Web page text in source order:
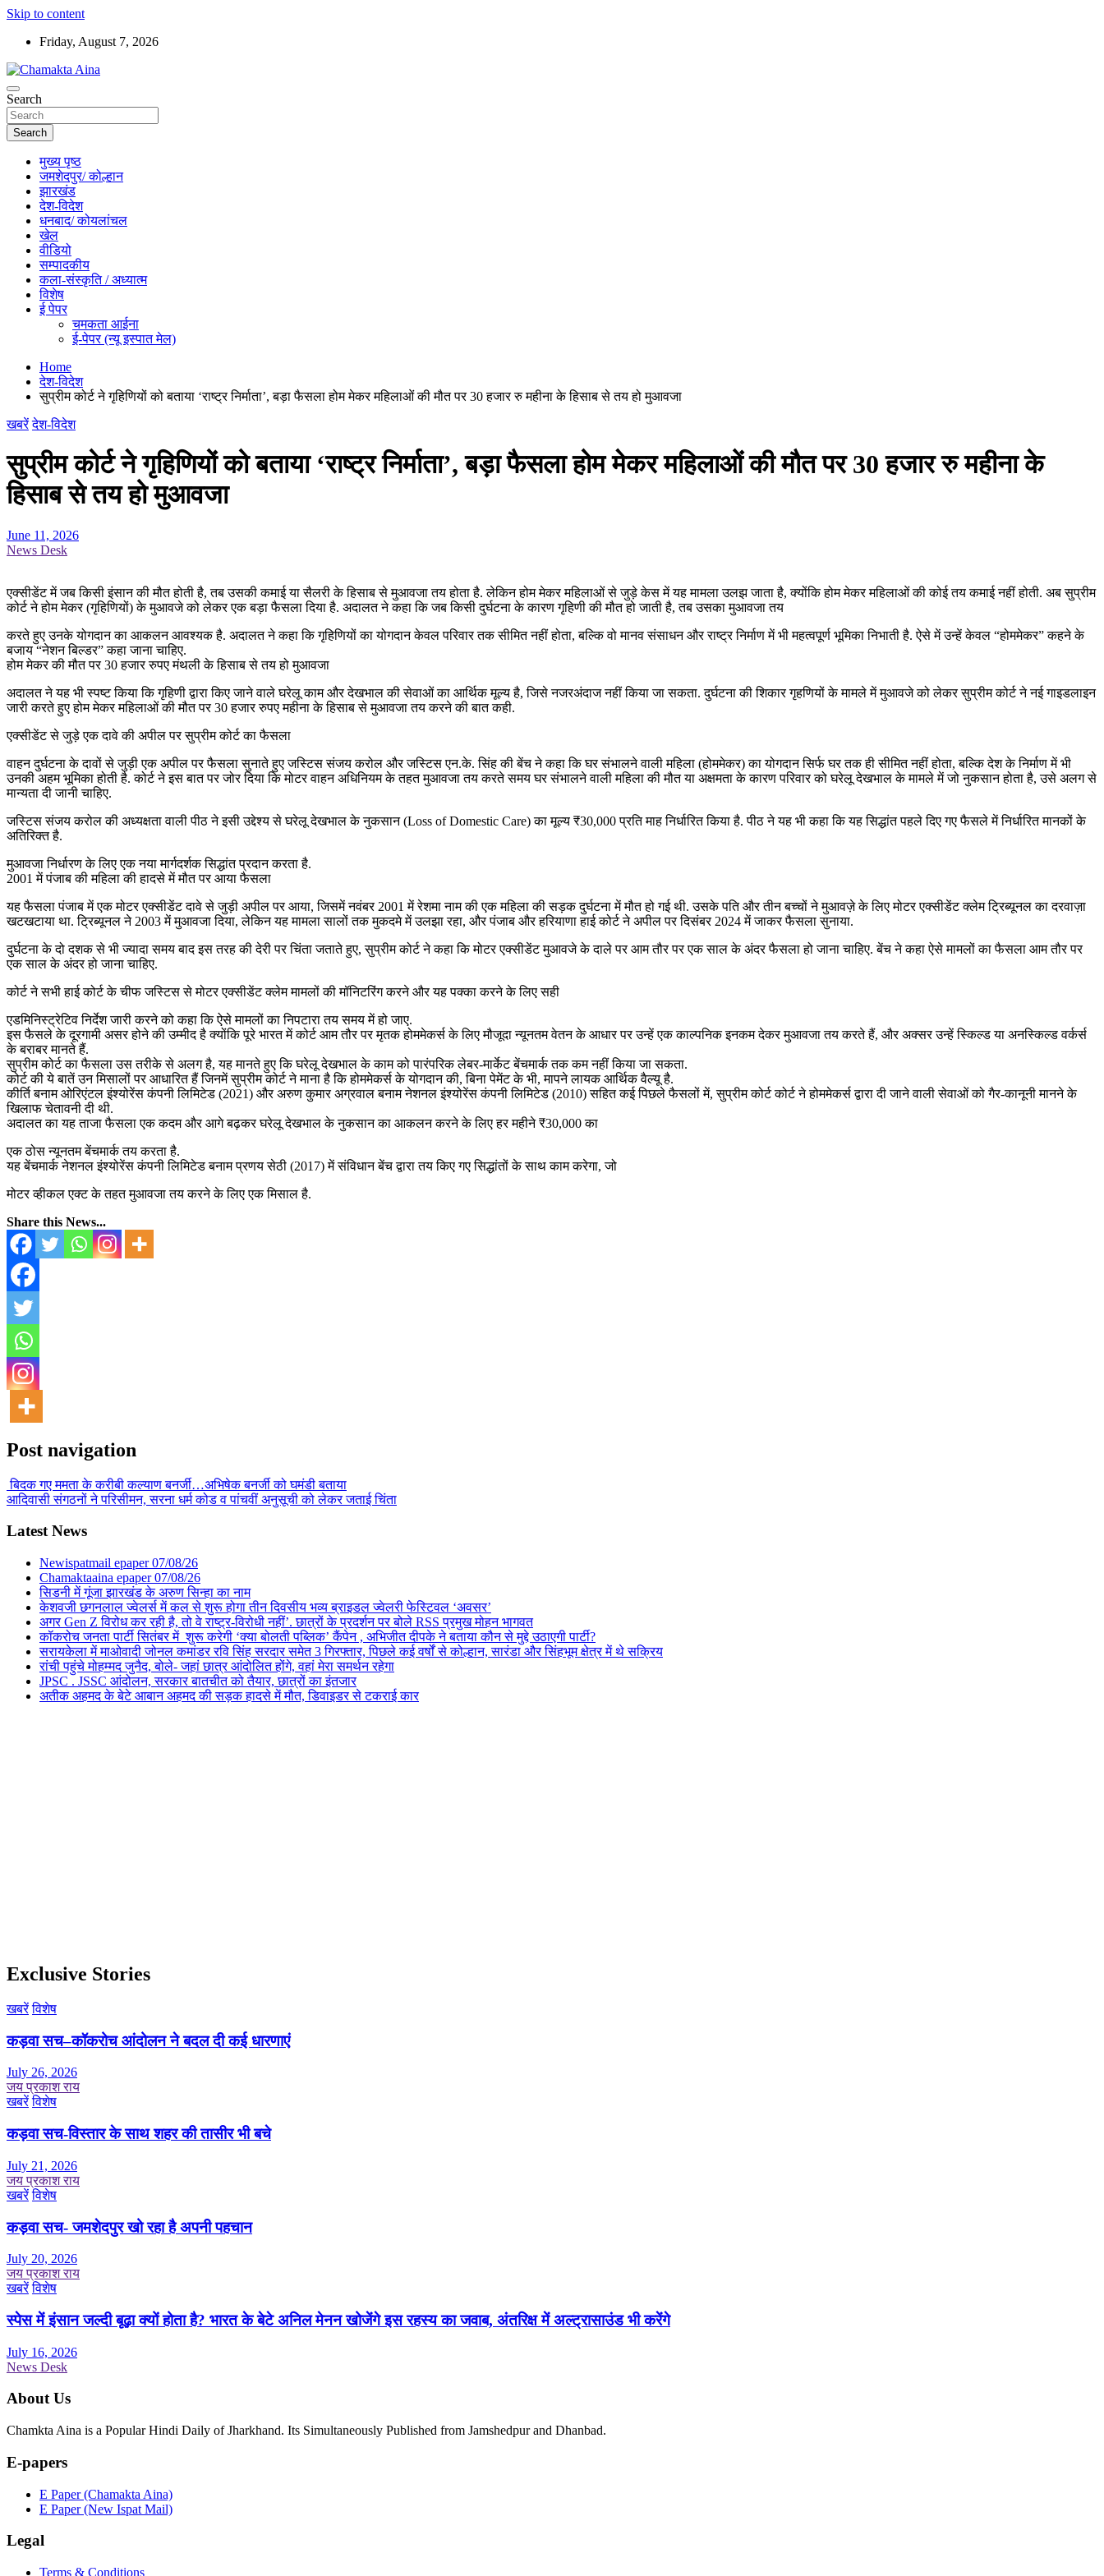
Skip to content
Friday, August 7, 2026
Chamakta Aina
Hindi News Paper – Jharkhand
Search
Search
मुख्य पृष्ठ
जमशेदपुर/ कोल्हान
झारखंड
देश-विदेश
धनबाद/ कोयलांचल
खेल
वीडियो
सम्पादकीय
कला-संस्कृति / अध्यात्म
विशेष
ई पेपर
चमकता आईना
ई-पेपर (न्यू इस्पात मेल)
Home
देश-विदेश
सुप्रीम कोर्ट ने गृहिणियों को बताया ‘राष्ट्र निर्माता’, बड़ा फैसला होम मेकर महिलाओं की मौत पर 30 हजार रु महीना के हिसाब से तय हो मुआवजा
खबरें देश-विदेश
सुप्रीम कोर्ट ने गृहिणियों को बताया ‘राष्ट्र निर्माता’, बड़ा फैसला होम मेकर महिलाओं की मौत पर 30 हजार रु महीना के
हिसाब से तय हो मुआवजा
June 11, 2026
News Desk
एक्सीडेंट में जब किसी इंसान की मौत होती है, तब उसकी कमाई या सैलरी के हिसाब से मुआवजा तय होता है. लेकिन होम मेकर महिलाओं से जुड़े केस में यह मामला उलझ जाता है, क्योंकि होम मेकर महिलाओं की कोई तय कमाई नहीं होती. अब सुप्रीम
कोर्ट ने होम मेकर (गृहिणियों) के मुआवजे को लेकर एक बड़ा फैसला दिया है. अदालत ने कहा कि जब किसी दुर्घटना के कारण गृहिणी की मौत हो जाती है, तब उसका मुआवजा तय
करते हुए उनके योगदान का आकलन आवश्यक है. अदालत ने कहा कि गृहिणियों का योगदान केवल परिवार तक सीमित नहीं होता, बल्कि वो मानव संसाधन और राष्ट्र निर्माण में भी महत्वपूर्ण भूमिका निभाती है. ऐसे में उन्हें केवल “होममेकर” कहने के
बजाय “नेशन बिल्डर” कहा जाना चाहिए.
होम मेकर की मौत पर 30 हजार रुपए मंथली के हिसाब से तय हो मुआवजा
अदालत ने यह भी स्पष्ट किया कि गृहिणी द्वारा किए जाने वाले घरेलू काम और देखभाल की सेवाओं का आर्थिक मूल्य है, जिसे नजरअंदाज नहीं किया जा सकता. दुर्घटना की शिकार गृहणियों के मामले में मुआवजे को लेकर सुप्रीम कोर्ट ने नई गाइडलाइन
जारी करते हुए होम मेकर महिलाओं की मौत पर 30 हजार रुपए महीना के हिसाब से मुआवजा तय करने की बात कही.
एक्सीडेंट से जुड़े एक दावे की अपील पर सुप्रीम कोर्ट का फैसला
वाहन दुर्घटना के दावों से जुड़ी एक अपील पर फैसला सुनाते हुए जस्टिस संजय करोल और जस्टिस एन.के. सिंह की बेंच ने कहा कि घर संभालने वाली महिला (होममेकर) का योगदान सिर्फ घर तक ही सीमित नहीं होता, बल्कि देश के निर्माण में भी
उनकी अहम भूमिका होती है. कोर्ट ने इस बात पर जोर दिया कि मोटर वाहन अधिनियम के तहत मुआवजा तय करते समय घर संभालने वाली महिला की मौत या अक्षमता के कारण परिवार को घरेलू देखभाल के मामले में जो नुकसान होता है, उसे अलग से
मान्यता दी जानी चाहिए.
जस्टिस संजय करोल की अध्यक्षता वाली पीठ ने इसी उद्देश्य से घरेलू देखभाल के नुकसान (Loss of Domestic Care) का मूल्य ₹30,000 प्रति माह निर्धारित किया है. पीठ ने यह भी कहा कि यह सिद्धांत पहले दिए गए फैसले में निर्धारित मानकों के
अतिरिक्त है.
मुआवजा निर्धारण के लिए एक नया मार्गदर्शक सिद्धांत प्रदान करता है.
2001 में पंजाब की महिला की हादसे में मौत पर आया फैसला
यह फैसला पंजाब में एक मोटर एक्सीडेंट दावे से जुड़ी अपील पर आया, जिसमें नवंबर 2001 में रेशमा नाम की एक महिला की सड़क दुर्घटना में मौत हो गई थी. उसके पति और तीन बच्चों ने मुआवज़े के लिए मोटर एक्सीडेंट क्लेम ट्रिब्यूनल का दरवाज़ा
खटखटाया था. ट्रिब्यूनल ने 2003 में मुआवजा दिया, लेकिन यह मामला सालों तक मुकदमे में उलझा रहा, और पंजाब और हरियाणा हाई कोर्ट ने अपील पर दिसंबर 2024 में जाकर फैसला सुनाया.
दुर्घटना के दो दशक से भी ज्यादा समय बाद इस तरह की देरी पर चिंता जताते हुए, सुप्रीम कोर्ट ने कहा कि मोटर एक्सीडेंट मुआवजे के दाले पर आम तौर पर एक साल के अंदर फैसला हो जाना चाहिए. बेंच ने कहा ऐसे मामलों का फैसला आम तौर पर
एक साल के अंदर हो जाना चाहिए.
कोर्ट ने सभी हाई कोर्ट के चीफ जस्टिस से मोटर एक्सीडेंट क्लेम मामलों की मॉनिटरिंग करने और यह पक्का करने के लिए सही
एडमिनिस्ट्रेटिव निर्देश जारी करने को कहा कि ऐसे मामलों का निपटारा तय समय में हो जाए.
इस फैसले के दूरगामी असर होने की उम्मीद है क्योंकि पूरे भारत में कोर्ट आम तौर पर मृतक होममेकर्स के लिए मौजूदा न्यूनतम वेतन के आधार पर उन्हें एक काल्पनिक इनकम देकर मुआवजा तय करते हैं, और अक्सर उन्हें स्किल्ड या अनस्किल्ड वर्कर्स
के बराबर मानते हैं.
सुप्रीम कोर्ट का फैसला उस तरीके से अलग है, यह मानते हुए कि घरेलू देखभाल के काम को पारंपरिक लेबर-मार्केट बेंचमार्क तक कम नहीं किया जा सकता.
कोर्ट की ये बातें उन मिसालों पर आधारित हैं जिनमें सुप्रीम कोर्ट ने माना है कि होममेकर्स के योगदान की, बिना पेमेंट के भी, मापने लायक आर्थिक वैल्यू है.
कीर्ति बनाम ओरिएंटल इंश्योरेंस कंपनी लिमिटेड (2021) और अरुण कुमार अग्रवाल बनाम नेशनल इंश्योरेंस कंपनी लिमिटेड (2010) सहित कई पिछले फैसलों में, सुप्रीम कोर्ट कोर्ट ने होममेकर्स द्वारा दी जाने वाली सेवाओं को गैर-कानूनी मानने के
खिलाफ चेतावनी दी थी.
अदालत का यह ताजा फैसला एक कदम और आगे बढ़कर घरेलू देखभाल के नुकसान का आकलन करने के लिए हर महीने ₹30,000 का
एक ठोस न्यूनतम बेंचमार्क तय करता है.
यह बेंचमार्क नेशनल इंश्योरेंस कंपनी लिमिटेड बनाम प्रणय सेठी (2017) में संविधान बेंच द्वारा तय किए गए सिद्धांतों के साथ काम करेगा, जो
मोटर व्हीकल एक्ट के तहत मुआवजा तय करने के लिए एक मिसाल है.
Share this News...
Post navigation
बिदक गए ममता के करीबी कल्याण बनर्जी…अभिषेक बनर्जी को घमंडी बताया
आदिवासी संगठनों ने परिसीमन, सरना धर्म कोड व पांचवीं अनुसूची को लेकर जताई चिंता
Latest News
Newispatmail epaper 07/08/26
Chamaktaaina epaper 07/08/26
सिडनी में गूंजा झारखंड के अरुण सिन्हा का नाम
केशवजी छगनलाल ज्वेलर्स में कल से शुरू होगा तीन दिवसीय भव्य ब्राइडल ज्वेलरी फेस्टिवल ‘अवसर’
अगर Gen Z विरोध कर रही है, तो वे राष्ट्र-विरोधी नहीं’. छात्रों के प्रदर्शन पर बोले RSS प्रमुख मोहन भागवत
कॉकरोच जनता पार्टी सितंबर में शुरू करेगी ‘क्या बोलती पब्लिक’ कैंपेन , अभिजीत दीपके ने बताया कौन से मुद्दे उठाएगी पार्टी?
सरायकेला में माओवादी जोनल कमांडर रवि सिंह सरदार समेत 3 गिरफ्तार, पिछले कई वर्षों से कोल्हान, सारंडा और सिंहभूम क्षेत्र में थे सक्रिय
रांची पहुंचे मोहम्मद जुनैद, बोले- जहां छात्र आंदोलित होंगे, वहां मेरा समर्थन रहेगा
JPSC . JSSC आंदोलन, सरकार बातचीत को तैयार, छात्रों का इंतजार
अतीक अहमद के बेटे आबान अहमद की सड़क हादसे में मौत, डिवाइडर से टकराई कार
Exclusive Stories
खबरें विशेष
कड़वा सच–कॉकरोच आंदोलन ने बदल दी कई धारणाएं
July 26, 2026
जय प्रकाश राय
खबरें विशेष
कड़वा सच-विस्तार के साथ शहर की तासीर भी बचे
July 21, 2026
जय प्रकाश राय
खबरें विशेष
कड़वा सच- जमशेदपुर खो रहा है अपनी पहचान
July 20, 2026
जय प्रकाश राय
खबरें विशेष
स्पेस में इंसान जल्दी बूढ़ा क्यों होता है? भारत के बेटे अनिल मेनन खोजेंगे इस रहस्य का जवाब, अंतरिक्ष में अल्ट्रासाउंड भी करेंगे
July 16, 2026
News Desk
About Us
Chamkta Aina is a Popular Hindi Daily of Jharkhand. Its Simultaneously Published from Jamshedpur and Dhanbad.
E-papers
E Paper (Chamakta Aina)
E Paper (New Ispat Mail)
Legal
Terms & Conditions